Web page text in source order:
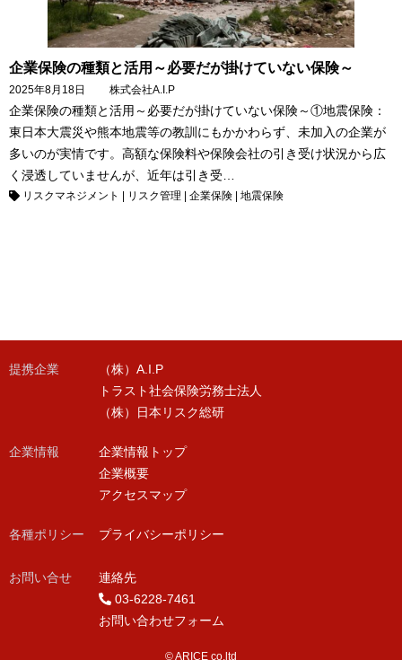
企業保険の種類と活用～必要だが掛けていない保険～
2025年8月18日 株式会社A.I.P
企業保険の種類と活用～必要だが掛けていない保険～①地震保険：
東日本大震災や熊本地震等の教訓にもかかわらず、未加入の企業が
多いのが実情です。高額な保険料や保険会社の引き受け状況から広
く浸透していませんが、近年は引き受…
リスクマネジメント リスク管理 企業保険 地震保険
提携企業
（株）A.I.P
トラスト社会保険労務士法人
（株）日本リスク総研
企業情報
企業情報トップ
企業概要
アクセスマップ
各種ポリシー
お問い合せ
プライバシーポリシー
連絡先
03-6228-7461
お問い合わせフォーム
© ARICE co,ltd